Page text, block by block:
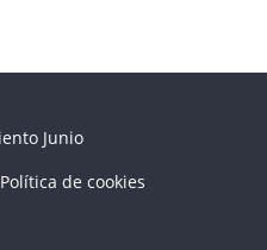
Política de cookies